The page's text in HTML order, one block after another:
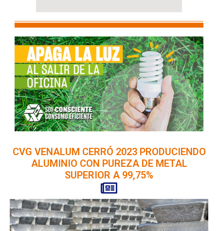
CVG VENALUM CERRÓ 2023 PRODUCIENDO
ALUMINIO CON PUREZA DE METAL
SUPERIOR A 99,75%